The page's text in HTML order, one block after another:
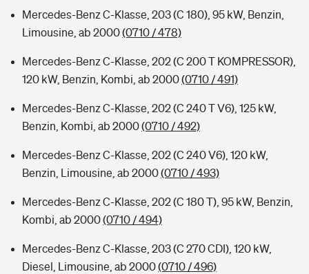
Mercedes-Benz C-Klasse, 203 (C 180), 95 kW, Benzin,
Limousine, ab 2000(0710 / 478)
Mercedes-Benz C-Klasse, 202 (C 200 T KOMPRESSOR),
120 kW, Benzin, Kombi, ab 2000(0710 / 491)
Mercedes-Benz C-Klasse, 202 (C 240 T V6), 125 kW,
Benzin, Kombi, ab 2000(0710 / 492)
Mercedes-Benz C-Klasse, 202 (C 240 V6), 120 kW,
Benzin, Limousine, ab 2000(0710 / 493)
Mercedes-Benz C-Klasse, 202 (C 180 T), 95 kW, Benzin,
Kombi, ab 2000(0710 / 494)
Mercedes-Benz C-Klasse, 203 (C 270 CDI), 120 kW,
Diesel, Limousine, ab 2000(0710 / 496)